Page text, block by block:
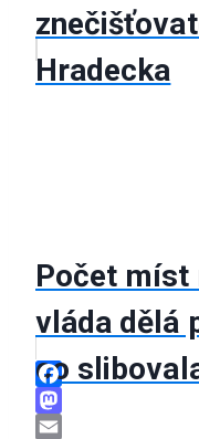
Hradecka
Počet míst
vláda dělá
co
Facebook
Mastodon